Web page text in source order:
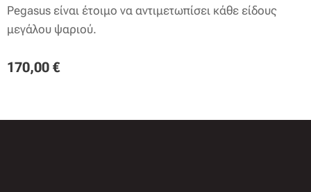
Pegasus είναι έτοιμο να αντιμετωπίσει κάθε είδους
μεγάλου ψαριού.
170,00 €